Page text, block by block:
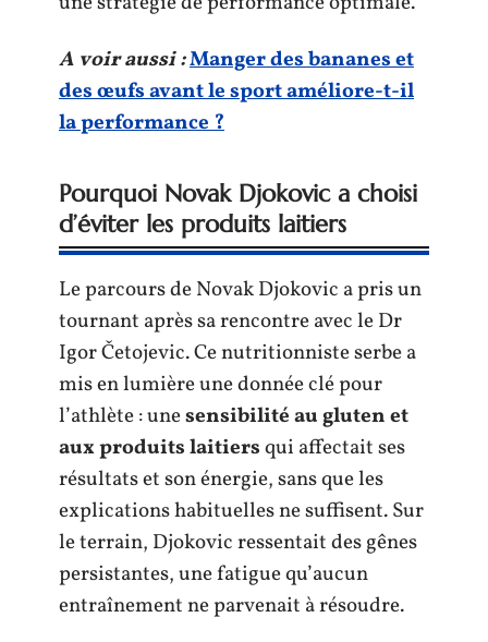
A voir aussi :Manger des bananes et
des œufs avant le sport améliore-t-il
la performance ?
Pourquoi Novak Djokovic a choisi
d’éviter les produits laitiers
Le parcours de Novak Djokovic a pris un
tournant après sa rencontre avec le Dr
Igor Četojevic. Ce nutritionniste serbe a
mis en lumière une donnée clé pour
l’athlète : unesensibilité au gluten et
aux produits laitiersqui affectait ses
résultats et son énergie, sans que les
explications habituelles ne suffisent. Sur
le terrain, Djokovic ressentait des gênes
persistantes, une fatigue qu’aucun
entraînement ne parvenait à résoudre.